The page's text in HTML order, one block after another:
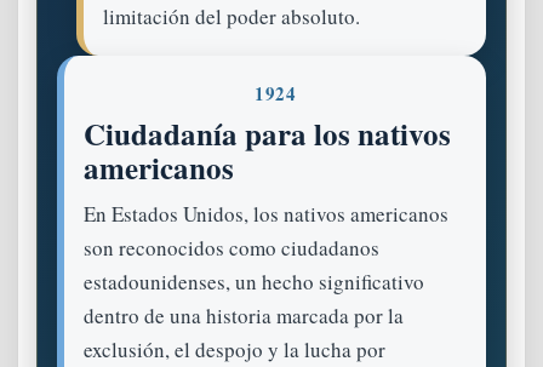
limitación del poder absoluto.
1924
Ciudadanía para los nativos
americanos
En Estados Unidos, los nativos americanos
son reconocidos como ciudadanos
estadounidenses, un hecho significativo
dentro de una historia marcada por la
exclusión, el despojo y la lucha por